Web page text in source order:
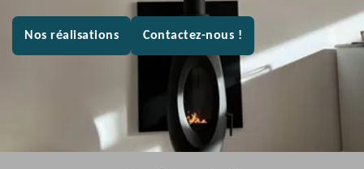
Nos réalisations Contactez-nous !